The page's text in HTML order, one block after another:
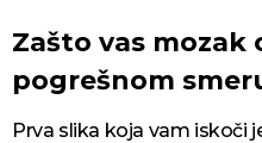
Zašto vas mozak
pogrešnom
Prva slika koja vam iskoči